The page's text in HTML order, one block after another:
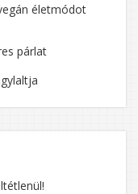
életmódot
párlat